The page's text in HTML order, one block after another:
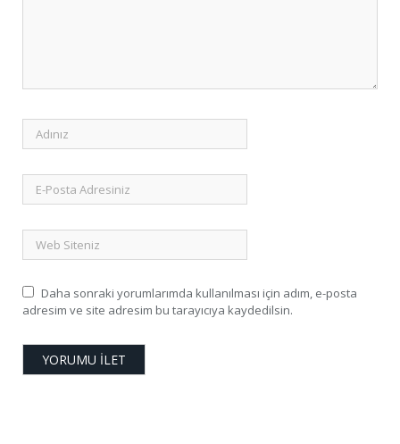
Daha sonraki yorumlarımda kullanılması için adım, e-posta
adresim ve site adresim bu tarayıcıya kaydedilsin.